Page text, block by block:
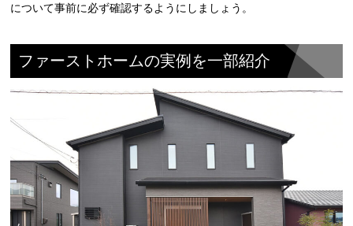
について事前に必ず確認するようにしましょう。
ファーストホームの実例を一部紹介